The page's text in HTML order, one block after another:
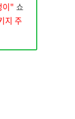
이" 쇼
지 주